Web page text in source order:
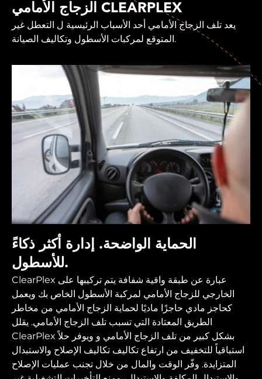
الزجاج الأمامي CLEARPLEX
يعد تلف الزجاج الأمامي أحد الأسباب الرئيسية ل التعطل غير
المتوقع لمركبات الأسطول وتكاليف الصيانة.
الحماية الواضحة. إدارة أكثر ذكاءً
للأسطول.
ClearPlex عبارة عن طبقة واقية شفافة يتم تركيبها على
الخارجي للزجاج الأمامي لمركبة الأسطول الخاص بك ويعمل
كحاجز مادي حاجزًا ماديًا لحماية الزجاج الأمامي من مخاطر
الطريق المعتادة التي تسبب تلف الزجاج الأمامي. يقلل
ClearPlex بشكل كبير من تلف الزجاج الأمامي و ويوفر حلاً
استباقياً للتخفيف من ارتفاع تكاليف تكاليف الإصلاح والاستبدال
المتزايدة. وفّر الوقت والمال من خلال تجنب عمليات الإصلاح